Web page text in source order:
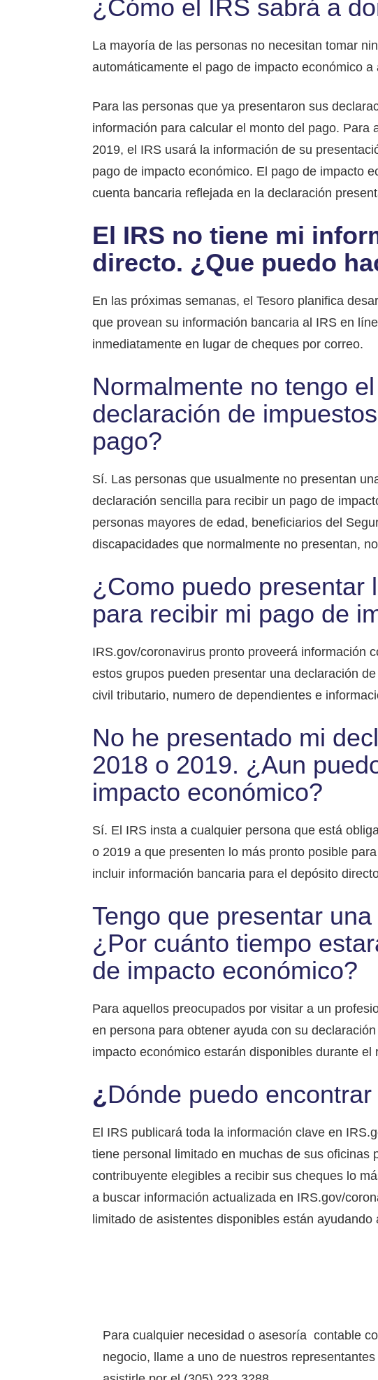
¿Cómo el IRS sabrá a
La mayoría de las personas no necesitan tomar
automáticamente el pago de impacto económico a
Para las personas que ya presentaron sus
información para calcular el monto del pago. Para
2019, el IRS usará la información de su
pago de impacto económico. El pago de impacto
cuenta bancaria reflejada en la declaración
El IRS no tiene mi
directo. ¿Que puedo
En las próximas semanas, el Tesoro planifica
que provean su información bancaria al IRS en
inmediatamente en lugar de cheques por correo.
Normalmente no tengo
declaración de
pago?
Sí. Las personas que usualmente no presentan
declaración sencilla para recibir un pago de
personas mayores de edad, beneficiarios del
discapacidades que normalmente no presentan,
¿Como puedo presentar
para recibir mi pago de
IRS.gov/coronavirus pronto proveerá información
estos grupos pueden presentar una declaración
civil tributario, numero de dependientes e
No he presentado mi
2018 o 2019. ¿Aun
impacto económico?
Sí. El IRS insta a cualquier persona que está
o 2019 a que presenten lo más pronto posible
incluir información bancaria para el depósito
Tengo que presentar
¿Por cuánto tiempo
de impacto económico?
Para aquellos preocupados por visitar a un
en persona para obtener ayuda con su
impacto económico estarán disponibles durante el
¿Dónde puedo
El IRS publicará toda la información clave en
tiene personal limitado en muchas de sus
contribuyente elegibles a recibir sus cheques lo
a buscar información actualizada en IRS.gov/
limitado de asistentes disponibles están
Para cualquier necesidad o asesoría contable
negocio, llame a uno de nuestros